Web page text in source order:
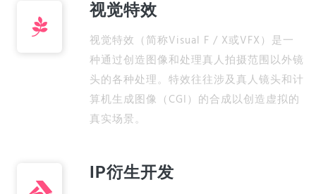
视觉特效
视觉特效（简称Visual F / X或VFX）是一
种通过创造图像和处理真人拍摄范围以外镜
头的各种处理。特效往往涉及真人镜头和计
算机生成图像（CGI）的合成以创造虚拟的
真实场景。
IP衍生开发